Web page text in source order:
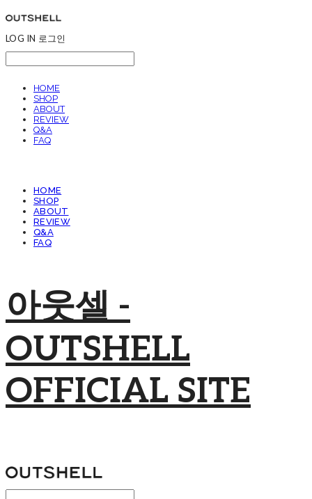
LOG IN 로그인
HOME
SHOP
ABOUT
REVIEW
Q&A
FAQ
HOME
SHOP
ABOUT
REVIEW
Q&A
FAQ
아웃셀 -
OUTSHELL
OFFICIAL SITE